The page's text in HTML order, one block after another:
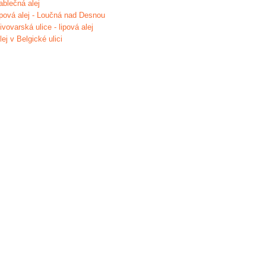
alej
alej - Loučná nad Desnou
ulice - lipová alej
v Belgické ulici